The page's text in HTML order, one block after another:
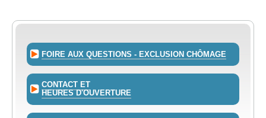
FOIRE AUX QUESTIONS - EXCLUSION CHÔMAGE
CONTACT ET
HEURES D'OUVERTURE